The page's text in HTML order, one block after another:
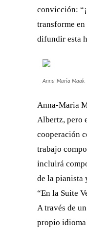
convicción:
transforme
difundir esta
Anna-Maria Maak
Anna-Maria
Albertz, pero
cooperación
trabajo
incluirá
de la pianista
“En la Suite
A través de
propio idioma